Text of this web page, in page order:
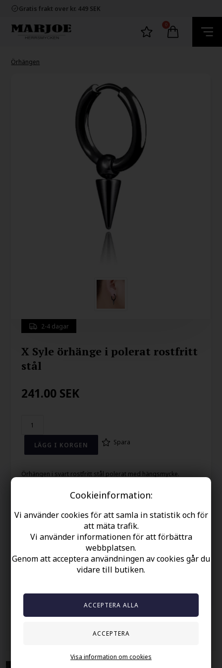
Cookieinformation:
Vi använder cookies för att samla in statistik och för
att mäta trafik.
Vi använder informationen för att förbättra
webbplatsen.
Genom att acceptera användningen av cookies går du
vidare till butiken.
Visa information om cookies
Gratis frakt over kr. 449 SEK
100% nikkelfria smycken
Snabb leverans
100% nikkelfria smycken
0
Örhängen
2-4 dagar
X Syle örhänge i polerat rostfritt
stål
241.00 SEK
Spara
Örhängen i svart rostfritt stål polerat med hängsmycke.
Örhänge är 1,5 cm i diameter.
Din säkerhet
Gratis frakt over kr. 449 SEK
60 dager byta och returret
Andra köpte också